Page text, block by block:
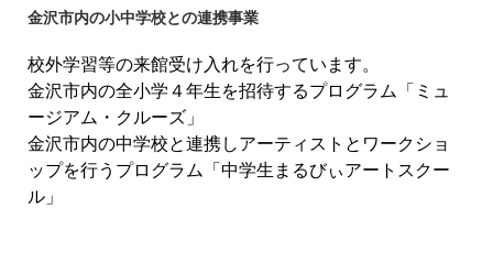
金沢市内の小中学校との連携事業
校外学習等の来館受け入れを行っています。
金沢市内の全小学４年生を招待するプログラム「ミュ
ージアム・クルーズ」
金沢市内の中学校と連携しアーティストとワークショ
ップを行うプログラム「中学生まるびぃアートスクー
ル」